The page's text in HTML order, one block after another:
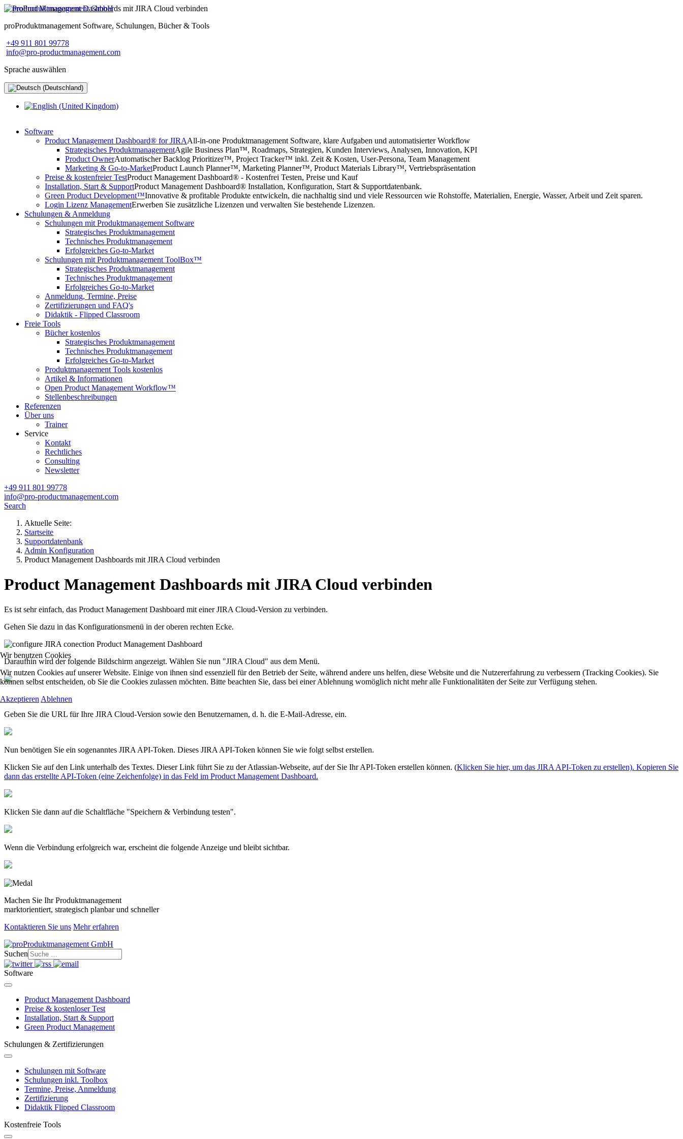
Aktuelle Seite:
Startseite
Supportdatenbank
Admin Konfiguration
Product Management Dashboards mit JIRA Cloud verbinden
Product Management Dashboards mit JIRA Cloud verbinden
Es ist sehr einfach, das Product Management Dashboard mit einer JIRA Cloud-Version zu verbinden.
Gehen Sie dazu in das Konfigurationsmenü in der oberen rechten Ecke.
Daraufhin wird der folgende Bildschirm angezeigt. Wählen Sie nun "JIRA Cloud" aus dem Menü.
Geben Sie die URL für Ihre JIRA Cloud-Version sowie den Benutzernamen, d. h. die E-Mail-Adresse, ein.
Nun benötigen Sie ein sogenanntes JIRA API-Token. Dieses JIRA API-Token können Sie wie folgt selbst erstellen.
Klicken Sie auf den Link unterhalb des Textes. Dieser Link führt Sie zu der Atlassian-Webseite, auf der Sie Ihr API-Token erstellen können. (Klicken Sie hier, um das JIRA API-Token zu erstellen). Kopieren Sie
dann das erstellte API-Token (eine Zeichenfolge) in das Feld im Product Management Dashboard.
Klicken Sie dann auf die Schaltfläche "Speichern & Verbindung testen".
Wenn die Verbindung erfolgreich war, erscheint die folgende Anzeige und bleibt sichtbar.
Machen Sie Ihr Produktmanagement
marktorientiert, strategisch planbar und schneller
Kontaktieren Sie uns Mehr erfahren
proProduktmanagement Software, Schulungen, Bücher & Tools
+49 911 801 99778
info@pro-productmanagement.com
Sprache auswählen
Software
Product Management Dashboard® for JIRAAll-in-one Produktmanagement Software, klare Aufgaben und automatisierter Workflow
Strategisches ProduktmanagementAgile Business Plan™, Roadmaps, Strategien, Kunden Interviews, Analysen, Innovation, KPI
Product OwnerAutomatischer Backlog Prioritizer™, Project Tracker™ inkl. Zeit & Kosten, User-Persona, Team Management
Marketing & Go-to-MarketProduct Launch Planner™, Marketing Planner™, Product Materials Library™, Vertriebspräsentation
Preise & kostenfreier TestProduct Management Dashboard® - Kostenfrei Testen, Preise und Kauf
Installation, Start & SupportProduct Management Dashboard® Installation, Konfiguration, Start & Supportdatenbank.
Green Product Development™Innovative & profitable Produkte entwickeln, die nachhaltig sind und viele Ressourcen wie Rohstoffe, Materialien, Energie, Wasser, Arbeit und Zeit sparen.
Login Lizenz ManagementErwerben Sie zusätzliche Lizenzen und verwalten Sie bestehende Lizenzen.
Schulungen & Anmeldung
Schulungen mit Produktmanagement Software
Strategisches Produktmanagement
Technisches Produktmanagement
Erfolgreiches Go-to-Market
Schulungen mit Produktmanagement ToolBox™
Strategisches Produktmanagement
Technisches Produktmanagement
Erfolgreiches Go-to-Market
Anmeldung, Termine, Preise
Zertifizierungen und FAQ's
Didaktik - Flipped Classroom
Freie Tools
Bücher kostenlos
Strategisches Produktmanagement
Technisches Produktmanagement
Erfolgreiches Go-to-Market
Produktmanagement Tools kostenlos
Artikel & Informationen
Open Product Management Workflow™
Stellenbeschreibungen
Referenzen
Über uns
Trainer
Service
Kontakt
Rechtliches
Consulting
Newsletter
+49 911 801 99778
info@pro-productmanagement.com
Search
Suchen
Software
Product Management Dashboard
Preise & kostenloser Test
Installation, Start & Support
Green Product Management
Schulungen & Zertifizierungen
Schulungen mit Software
Schulungen inkl. Toolbox
Termine, Preise, Anmeldung
Zertifizierung
Didaktik Flipped Classroom
Kostenfreie Tools
Wir benutzen Cookies
Wir nutzen Cookies auf unserer Website. Einige von ihnen sind essenziell für den Betrieb der Seite, während andere uns helfen, diese Website und die Nutzererfahrung zu verbessern (Tracking Cookies). Sie
können selbst entscheiden, ob Sie die Cookies zulassen möchten. Bitte beachten Sie, dass bei einer Ablehnung womöglich nicht mehr alle Funktionalitäten der Seite zur Verfügung stehen.
Akzeptieren Ablehnen